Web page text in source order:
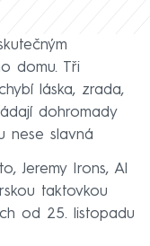
domu. Tři
láska, zrada,
dohromady
nese slavná
Jeremy Irons, Al
taktovkou
od 25. listopadu